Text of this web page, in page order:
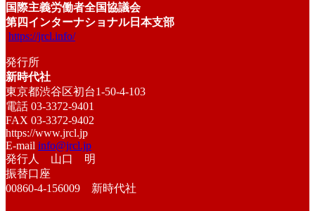
国際主義労働者全国協議会
第四インターナショナル日本支部
https://jrcl.info/
発行所
新時代社
東京都渋谷区初台1-50-4-103
電話 03-3372-9401
FAX 03-3372-9402
https://www.jrcl.jp
E-mail info@jrcl.jp
発行人 山口 明
振替口座
00860-4-156009 新時代社